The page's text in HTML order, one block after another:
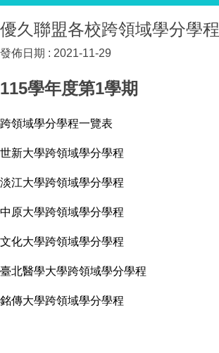
優久聯盟各校跨領域學分學程
發佈日期 : 2021-11-29
115學年度第1學期
跨領域學分學程一覽表
世新大學跨領域學分學程
淡江大學跨領域學分學程
中原大學跨領域學分學程
文化大學跨領域學分學程
臺北醫學大學跨領域學分學程
銘傳大學跨領域學分學程